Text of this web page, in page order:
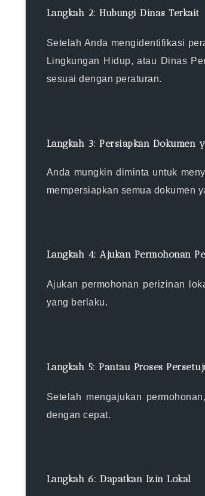
Langkah 2: Hubungi Dinas Terkait
Setelah Anda mengidentifikasi
Lingkungan Hidup, atau Dinas
sesuai dengan peraturan.
Langkah 3: Persiapkan Dokumen
Anda mungkin diminta untuk
mempersiapkan semua dokumen
Langkah 4: Ajukan Permohonan
Ajukan permohonan perizinan
yang berlaku.
Langkah 5: Pantau Proses
Setelah mengajukan
dengan cepat.
Langkah 6: Dapatkan Izin Lokal